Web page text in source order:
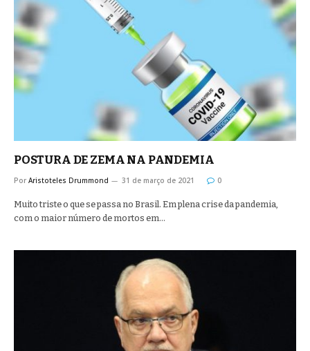
POSTURA DE ZEMA NA PANDEMIA
Por Aristoteles Drummond 31 de março de 2021 0
Muito triste o que se passa no Brasil. Em plena crise da pandemia,
com o maior número de mortos em…